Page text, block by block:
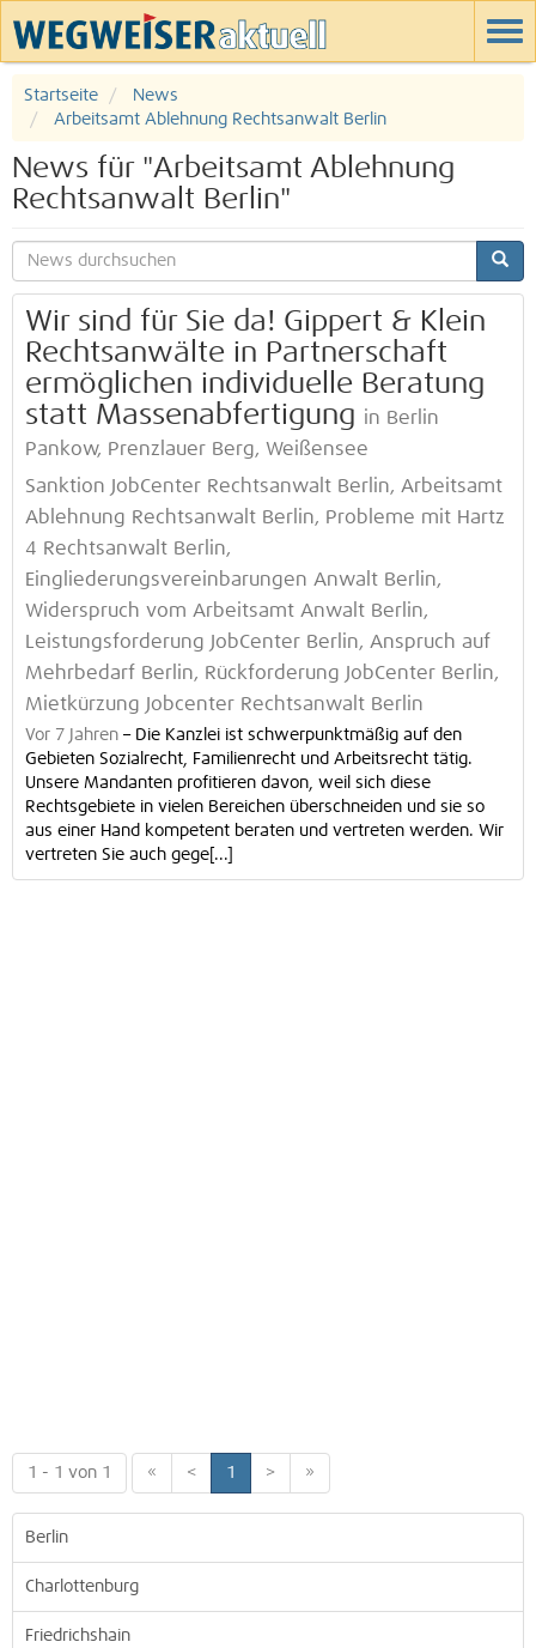
Startseite
News
Arbeitsamt Ablehnung Rechtsanwalt Berlin
News für "Arbeitsamt Ablehnung
Rechtsanwalt Berlin"
Wir sind für Sie da! Gippert & Klein
Rechtsanwälte in Partnerschaft
ermöglichen individuelle Beratung
statt Massenabfertigung in Berlin
Pankow, Prenzlauer Berg, Weißensee
Sanktion JobCenter Rechtsanwalt Berlin, Arbeitsamt
Ablehnung Rechtsanwalt Berlin, Probleme mit Hartz
4 Rechtsanwalt Berlin,
Eingliederungsvereinbarungen Anwalt Berlin,
Widerspruch vom Arbeitsamt Anwalt Berlin,
Leistungsforderung JobCenter Berlin, Anspruch auf
Mehrbedarf Berlin, Rückforderung JobCenter Berlin,
Mietkürzung Jobcenter Rechtsanwalt Berlin
Vor 7 Jahren – Die Kanzlei ist schwerpunktmäßig auf den
Gebieten Sozialrecht, Familienrecht und Arbeitsrecht tätig.
Unsere Mandanten profitieren davon, weil sich diese
Rechtsgebiete in vielen Bereichen überschneiden und sie so
aus einer Hand kompetent beraten und vertreten werden. Wir
vertreten Sie auch gege[...]
1 - 1 von 1 « < 1 > »
Berlin
Charlottenburg
Friedrichshain